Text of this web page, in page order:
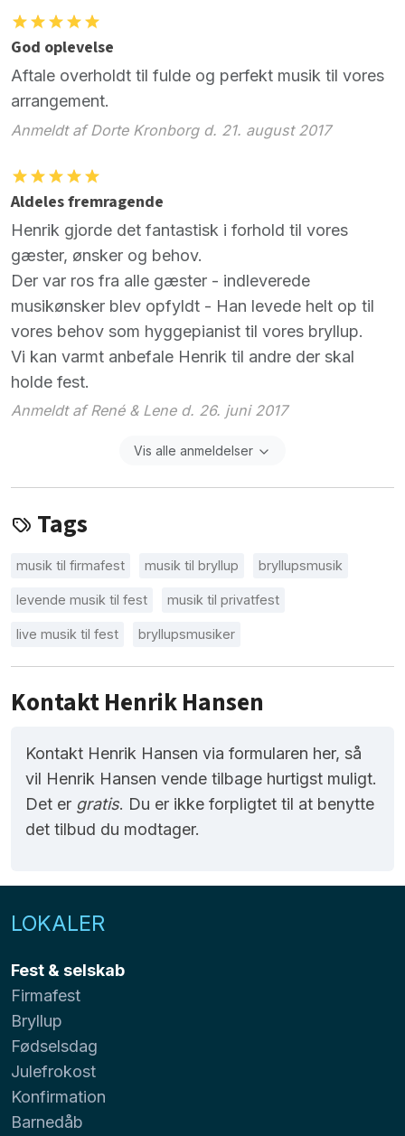
God oplevelse
Aftale overholdt til fulde og perfekt musik til vores
arrangement.
Anmeldt af Dorte Kronborg d. 21. august 2017
Aldeles fremragende
Henrik gjorde det fantastisk i forhold til vores
gæster, ønsker og behov.
Der var ros fra alle gæster - indleverede
musikønsker blev opfyldt - Han levede helt op til
vores behov som hyggepianist til vores bryllup.
Vi kan varmt anbefale Henrik til andre der skal
holde fest.
Anmeldt af René & Lene d. 26. juni 2017
Vis alle anmeldelser
Tags
musik til firmafest musik til bryllup bryllupsmusik
levende musik til fest musik til privatfest
live musik til fest bryllupsmusiker
Kontakt Henrik Hansen
Kontakt Henrik Hansen via formularen her, så
vil Henrik Hansen vende tilbage hurtigst muligt.
Det er gratis. Du er ikke forpligtet til at benytte
det tilbud du modtager.
LOKALER
Fest & selskab
Firmafest
Bryllup
Fødselsdag
Julefrokost
Konfirmation
Barnedåb